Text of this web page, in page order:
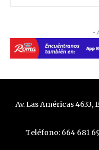
-
Av. Las Américas 4633,
Teléfono: 664 681